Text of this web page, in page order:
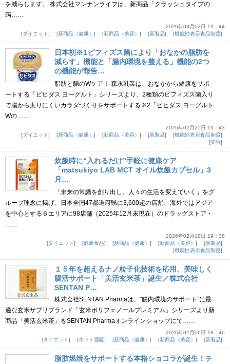
を減らします。 株式会社マンナンライフは、新商品「クラッシュタイプの
蒟……
2026年03月02日 19：44
ダイエット
新商品（健康） 新商品（美容） 新製品 機能性表示食品制度
日本初※1ビフィズス菌により「おなかの脂肪を
減らす」機能と「腸内環境を整える」機能の2つ
の機能が報告…
脂肪と腸のWケア！ 森永乳業は、おなかから健康をサポ
ートする「ビヒダス ヨーグルト」シリーズより、2種類のビフィズス菌入り
で腸から太りにくいカラダづくりをサポートする※2「ビヒダス ヨーグルト
Wの……
2026年02月25日 19：43
ダイエット
新商品（健康） 新商品（美容） 新製品
機能性表示食品制度
美容
炊飯時に“入れるだけ”手軽に健康ケア
「matsukiyo LAB MCT オイル炊飯カプセル」3
月…
「未来の常識を創り出し、人々の生活を変えていく」をグ
ループ理念に掲げ、日本全国47都道府県に3,600超の店舗、海外ではアジア
を中心とする６エリアに98店舗（2025年12月末現在）のドラッグストア・
……
2026年02月18日 19：38
ダイエット
健康食品 新商品（健康） 新商品（美容）
新製品
機能性表示食品制度
１５年を超えるナノ粒子化技術を応用、美味しく
腸活サポート「美活玄米茶」誕生／株式会社
SENTAN P…
株式会社SENTAN Pharmaは、"腸内環境のサポート”に最
適な玄米サプリブランド「玄米ポリフェノールプレミアム」シリーズより新
商品「美活玄米茶」をSENTAN Pharmaオンラインショップにて……
2026年02月06日 18：46
ダイエット
ネット通販 新商品（健康） 新商品（美容） 新製品
脂肪燃焼をサポートする本格ショコラが誕生！チ